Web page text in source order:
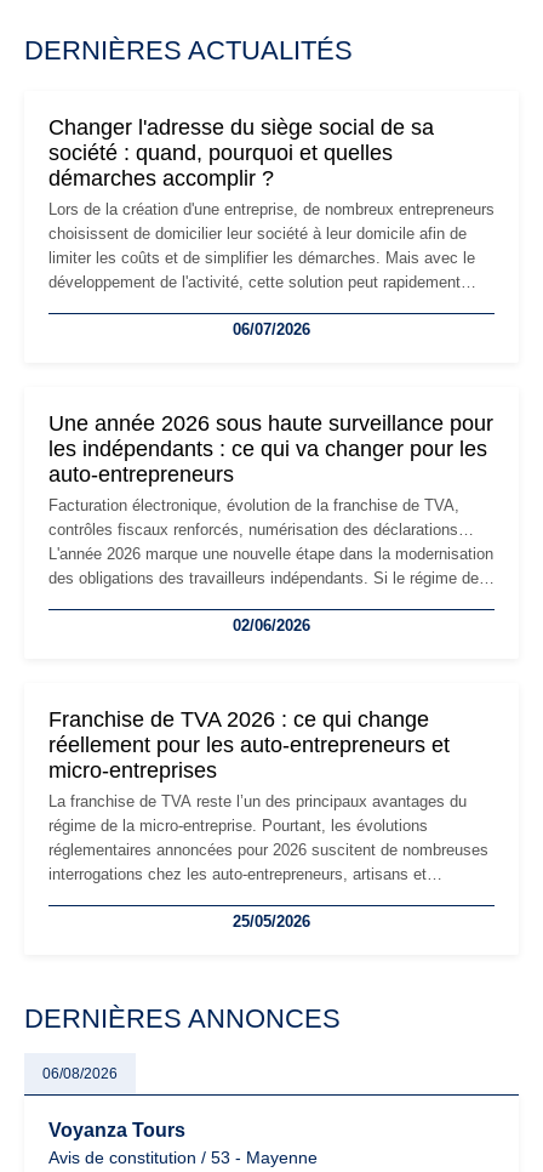
DERNIÈRES ACTUALITÉS
Changer l'adresse du siège social de sa
société : quand, pourquoi et quelles
démarches accomplir ?
Lors de la création d'une entreprise, de nombreux entrepreneurs
choisissent de domicilier leur société à leur domicile afin de
limiter les coûts et de simplifier les démarches. Mais avec le
développement de l'activité, cette solution peut rapidement
professionnels, recrutement, image de marque… Le
06/07/2026
Une année 2026 sous haute surveillance pour
les indépendants : ce qui va changer pour les
auto-entrepreneurs
Facturation électronique, évolution de la franchise de TVA,
contrôles fiscaux renforcés, numérisation des déclarations…
L'année 2026 marque une nouvelle étape dans la modernisation
des obligations des travailleurs indépendants. Si le régime de
les auto-entrepreneurs devront s'adapter à un environnement
02/06/2026
Franchise de TVA 2026 : ce qui change
réellement pour les auto-entrepreneurs et
micro-entreprises
La franchise de TVA reste l’un des principaux avantages du
régime de la micro-entreprise. Pourtant, les évolutions
réglementaires annoncées pour 2026 suscitent de nombreuses
interrogations chez les auto-entrepreneurs, artisans et
facturation ou risque de bascule vers la TVA : les règles
25/05/2026
DERNIÈRES ANNONCES
06/08/2026
Voyanza Tours
Avis de constitution / 53 - Mayenne